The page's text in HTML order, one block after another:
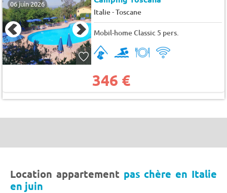
06 juin 2026
Italie-Toscane
Mobil-home Classic 5 pers.
346 €
Location appartement pas chère en Italie
en juin